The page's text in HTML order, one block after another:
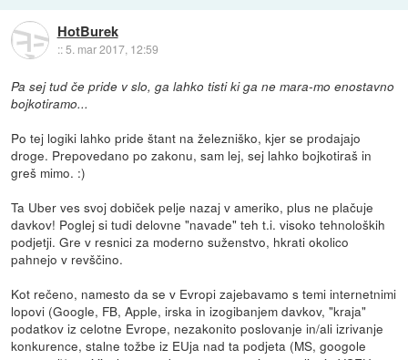
HotBurek
::5. mar 2017, 12:59
Pa sej tud če pride v slo, ga lahko tisti ki ga ne mara-mo enostavno
bojkotiramo...
Po tej logiki lahko pride štant na železniško, kjer se prodajajo
droge. Prepovedano po zakonu, sam lej, sej lahko bojkotiraš in
greš mimo. :)
Ta Uber ves svoj dobiček pelje nazaj v ameriko, plus ne plačuje
davkov! Poglej si tudi delovne "navade" teh t.i. visoko tehnoloških
podjetji. Gre v resnici za moderno suženstvo, hkrati okolico
pahnejo v revščino.
Kot rečeno, namesto da se v Evropi zajebavamo s temi internetnimi
lopovi (Google, FB, Apple, irska in izogibanjem davkov, "kraja"
podatkov iz celotne Evrope, nezakonito poslovanje in/ali izrivanje
konkurence, stalne tožbe iz EUja nad ta podjeta (MS, googole